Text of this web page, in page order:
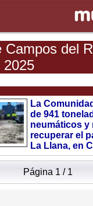
Campos del
2025
La
de 941
neumáticos y
recuperar el
La Llana, en
Página 1 / 1